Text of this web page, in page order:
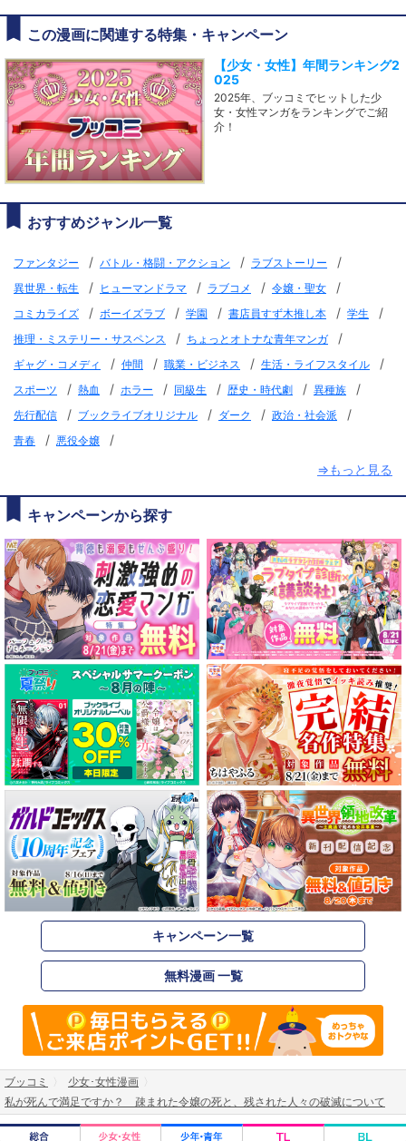
この漫画に関連する特集・キャンペーン
【少女・女性】年間ランキング2
025
2025年、ブッコミでヒットした少
女・女性マンガをランキングでご紹
介！
おすすめジャンル一覧
ファンタジー / バトル・格闘・アクション / ラブストーリー /
異世界・転生 / ヒューマンドラマ / ラブコメ / 令嬢・聖女 /
コミカライズ / ボーイズラブ / 学園 / 書店員すず木推し本 / 学生 /
推理・ミステリー・サスペンス / ちょっとオトナな青年マンガ /
ギャグ・コメディ / 仲間 / 職業・ビジネス / 生活・ライフスタイル /
スポーツ / 熱血 / ホラー / 同級生 / 歴史・時代劇 / 異種族 /
先行配信 / ブックライブオリジナル / ダーク / 政治・社会派 /
青春 / 悪役令嬢
/
⇒もっと見る
キャンペーンから探す
キャンペーン一覧
無料漫画 一覧
ブッコミ
少女･女性漫画
私が死んで満足ですか？ 疎まれた令嬢の死と、残された人々の破滅について